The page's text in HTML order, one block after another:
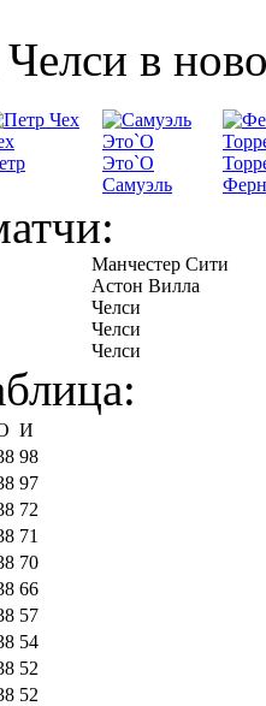
в
Это`О
Самуэль
Манчестер Сити
Астон Вилла
Челси
Челси
Челси
И
98
97
72
71
70
66
57
54
52
52